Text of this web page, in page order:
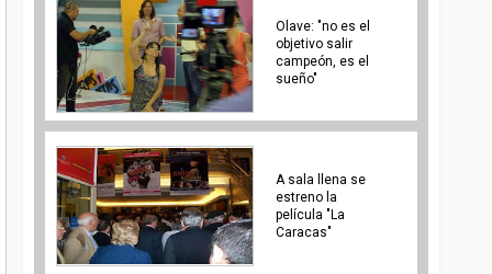
Olave: "no es el
objetivo salir
campeón, es el
sueño"
A sala llena se
estreno la
película "La
Caracas"